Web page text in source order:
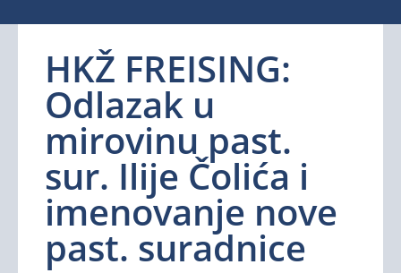
HKŽ FREISING:
Odlazak u
mirovinu past.
sur. Ilije Čolića i
imenovanje nove
past. suradnice